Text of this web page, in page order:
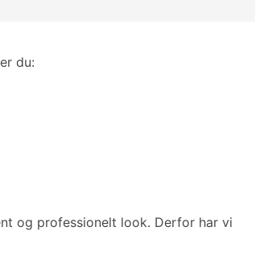
du:
og professionelt look. Derfor har vi